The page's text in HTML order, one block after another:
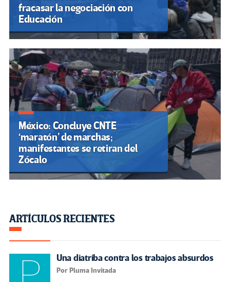
fracasar la negociación con
Educación
México: Concluye CNTE
‘maratón’ de marchas;
manifestantes se retiran del
Zócalo
ARTÍCULOS RECIENTES
Una diatriba contra los trabajos absurdos
Por Pluma Invitada